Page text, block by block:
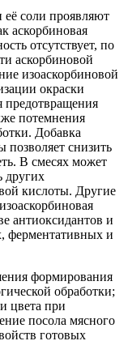
её соли проявляют
аскорбиновая
отсутствует, по
аскорбиновой
изоаскорбиновой
окраски
предотвращения
потемнения
Добавка
позволяет снизить
В смесях может
других
кислоты. Другие
антиоксидантов и
ферментативных и
формирования
обработки;
цвета при
посола мясного
готовых